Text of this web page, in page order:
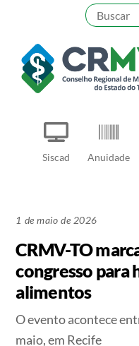
content
Siscad Anuidade
Pesquisar
1 de maio de 2026
CRMV-TO
congresso para
alimentos
O evento acontece
maio, em Recife